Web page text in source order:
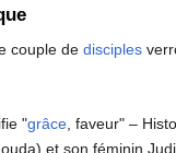
couple de disciples
"grâce , faveur" –
et son féminin